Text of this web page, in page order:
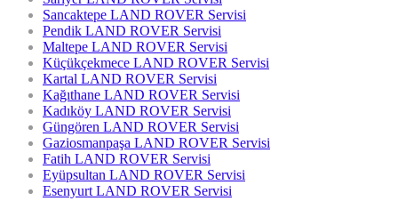
Sancaktepe LAND ROVER Servisi
Pendik LAND ROVER Servisi
Maltepe LAND ROVER Servisi
Küçükçekmece LAND ROVER Servisi
Kartal LAND ROVER Servisi
Kağıthane LAND ROVER Servisi
Kadıköy LAND ROVER Servisi
Güngören LAND ROVER Servisi
Gaziosmanpaşa LAND ROVER Servisi
Fatih LAND ROVER Servisi
Eyüpsultan LAND ROVER Servisi
Esenyurt LAND ROVER Servisi